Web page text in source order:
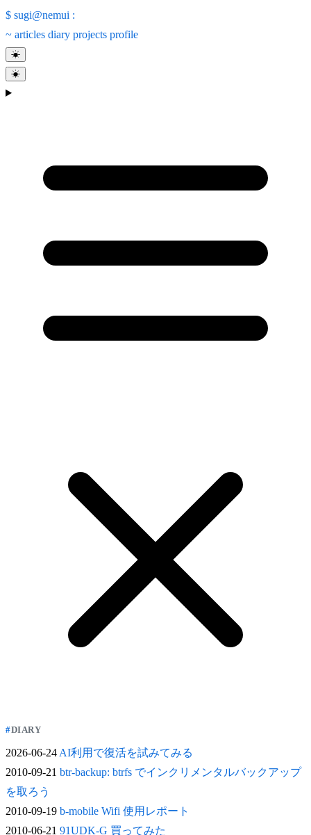
$ sugi@nemui :
~ articles diary projects profile
☀
☀
DIARY
2026-06-24AI利用で復活を試みてみる
2010-09-21 btr-backup: btrfs でインクリメンタルバックアップ
を取ろう
2010-09-19 b-mobile Wifi 使用レポート
2010-06-21 91UDK-G 買ってみた